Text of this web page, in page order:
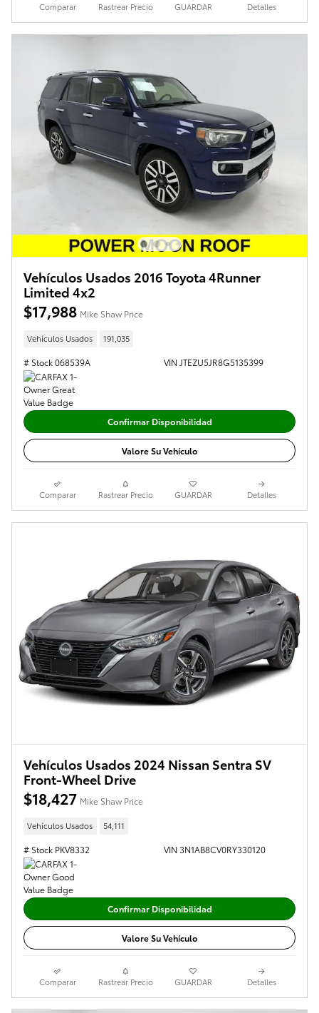
Comparar Rastrear Precio GUARDAR Detalles
Vehículos Usados 2016 Toyota 4Runner
Limited 4x2
$17,988 Mike Shaw Price
Vehículos Usados 191,035
# Stock 068539A VIN JTEZU5JR8G5135399
Confirmar Disponibilidad
Valore Su Vehículo
Comparar Rastrear Precio GUARDAR Detalles
Vehículos Usados 2024 Nissan Sentra SV
Front-Wheel Drive
$18,427 Mike Shaw Price
Vehículos Usados 54,111
# Stock PKV8332 VIN 3N1AB8CV0RY330120
Confirmar Disponibilidad
Valore Su Vehículo
Comparar Rastrear Precio GUARDAR Detalles